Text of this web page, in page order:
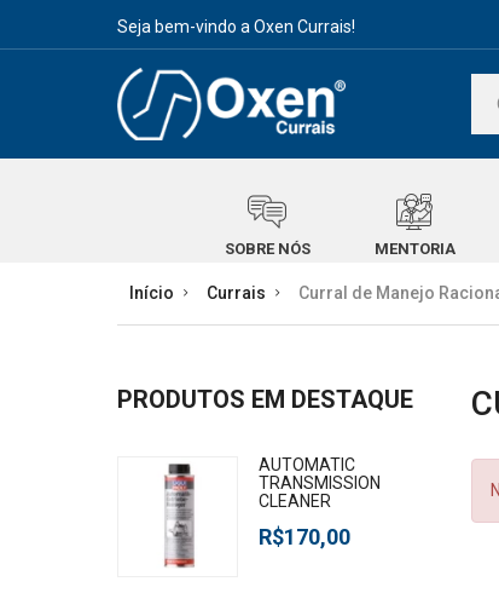
Seja bem-vindo a Oxen Currais!
SOBRE NÓS MENTORIA
Início Currais Curral de Manejo
PRODUTOS EM DESTAQUE
AUTOMATIC
TRANSMISSION
CLEANER
R$170,00